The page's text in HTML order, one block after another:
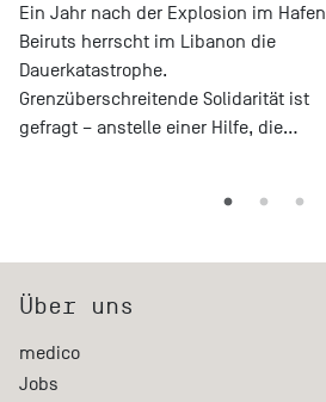
Ein Jahr nach der Explosion im Hafen
Beiruts herrscht im Libanon die
Dauerkatastrophe.
Grenzüberschreitende Solidarität ist
gefragt – anstelle einer Hilfe, die…
Über uns
medico
Jobs